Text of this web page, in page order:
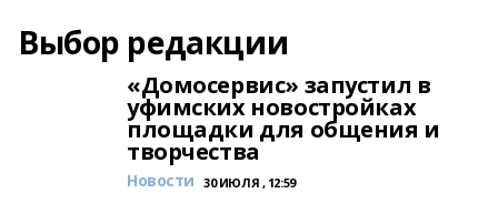
Выбор редакции
«Домосервис» запустил в
уфимских новостройках
площадки для общения и
творчества
Новости 30 ИЮЛЯ , 12:59